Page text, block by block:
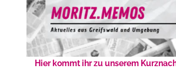
Hier kommt ihr zu unserem